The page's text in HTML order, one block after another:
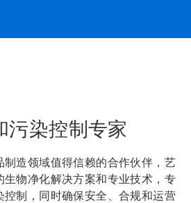
污染控制专家
制造领域值得信赖的合作伙伴，艺
生物净化解决方案和专业技术，专
控制，同时确保安全、合规和运营